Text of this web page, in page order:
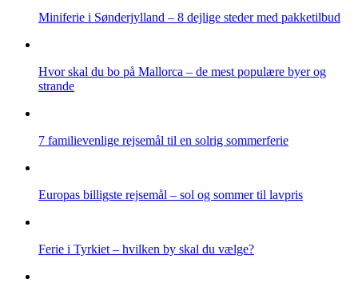
Miniferie i Sønderjylland – 8 dejlige steder med pakketilbud
Hvor skal du bo på Mallorca – de mest populære byer og
strande
7 familievenlige rejsemål til en solrig sommerferie
Europas billigste rejsemål – sol og sommer til lavpris
Ferie i Tyrkiet – hvilken by skal du vælge?